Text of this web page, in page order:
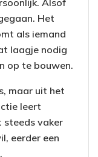
Alsof
Het
als iemand
laagje nodig
op te bouwen.
maar uit het
leert
steeds vaker
eerder een